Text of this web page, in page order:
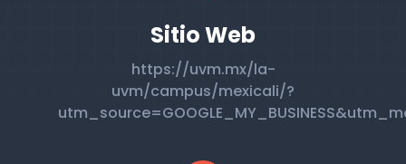
Sitio Web
https://uvm.mx/la-
uvm/campus/mexicali/?